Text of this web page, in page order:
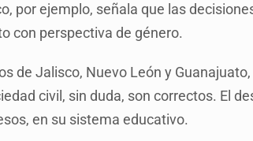
por ejemplo, señala que las
con perspectiva de género.
de Jalisco, Nuevo León y Guanajuato,
civil, sin duda, son correctos. El
en su sistema educativo.